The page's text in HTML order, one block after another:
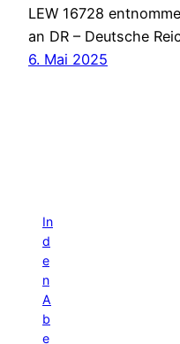
LEW 16728
an DR – Deutsche
6. Mai 2025
In
d
e
n
A
b
e